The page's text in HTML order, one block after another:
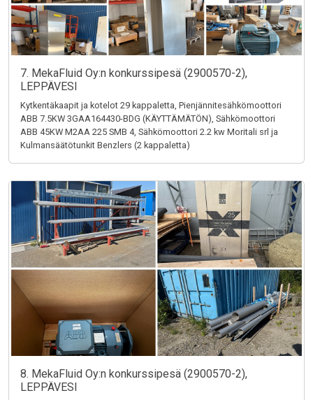
7. MekaFluid Oy:n konkurssipesä (2900570-2),
LEPPÄVESI
Kytkentäkaapit ja kotelot 29 kappaletta, Pienjännitesähkömoottori
ABB 7.5KW 3GAA164430-BDG (KÄYTTÄMÄTÖN), Sähkömoottori
ABB 45KW M2AA 225 SMB 4, Sähkömoottori 2.2 kw Moritali srl ja
Kulmansäätötunkit Benzlers (2 kappaletta)
8. MekaFluid Oy:n konkurssipesä (2900570-2),
LEPPÄVESI